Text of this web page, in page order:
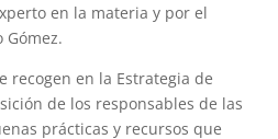
en la materia y por el
recogen en la Estrategia de
de los responsables de las
prácticas y recursos que